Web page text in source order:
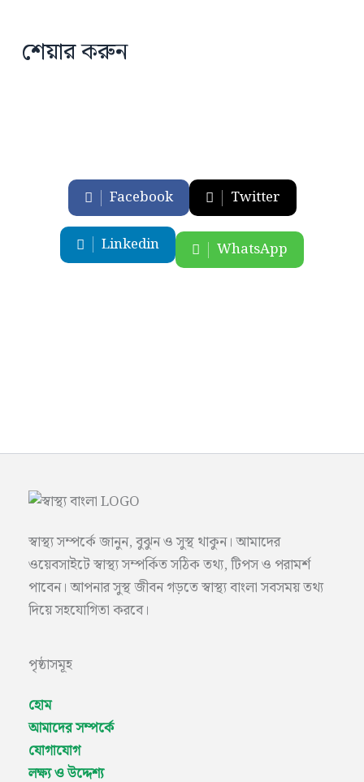
শেয়ার করুন
Facebook Twitter
Linkedin WhatsApp
স্বাস্থ্য সম্পর্কে জানুন, বুঝুন ও সুস্থ থাকুন। আমাদের
ওয়েবসাইটে স্বাস্থ্য সম্পর্কিত সঠিক তথ্য, টিপস ও পরামর্শ
পাবেন। আপনার সুস্থ জীবন গড়তে স্বাস্থ্য বাংলা সবসময় তথ্য
দিয়ে সহযোগিতা করবে।
পৃষ্ঠাসমূহ
হোম
আমাদের সম্পর্কে
যোগাযোগ
লক্ষ্য ও উদ্দেশ্য